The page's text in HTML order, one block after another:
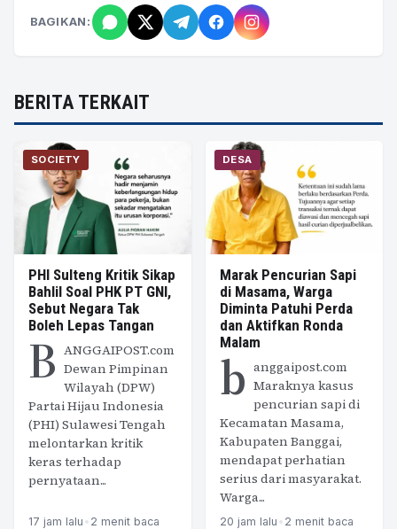
BAGIKAN:
BERITA TERKAIT
SOCIETY
PHI Sulteng Kritik Sikap
Bahlil Soal PHK PT GNI,
Sebut Negara Tak
Boleh Lepas Tangan
B ANGGAIPOST.com
Dewan Pimpinan
Wilayah (DPW)
Partai Hijau Indonesia
(PHI) Sulawesi Tengah
melontarkan kritik
keras terhadap
pernyataan...
17 jam lalu • 2 menit baca
DESA
Marak Pencurian Sapi
di Masama, Warga
Diminta Patuhi Perda
dan Aktifkan Ronda
Malam
b anggaipost.com
Maraknya kasus
pencurian sapi di
Kecamatan Masama,
Kabupaten Banggai,
mendapat perhatian
serius dari masyarakat.
Warga...
20 jam lalu • 2 menit baca